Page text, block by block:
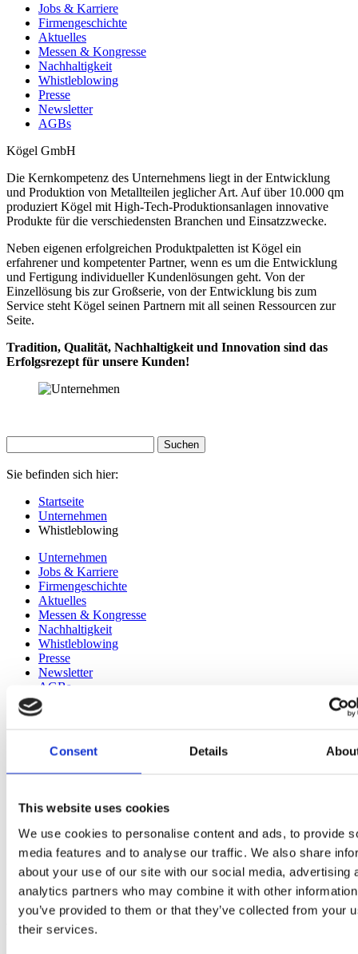
Consent Details
This website uses cookies
We use cookies to personalise content and ads, to provide
media features and to analyse our traffic. We also share
about your use of our site with our social media, advertising
analytics partners who may combine it with other
you’ve provided to them or that they’ve collected from your
their services.
Jobs & Karriere
Firmengeschichte
Aktuelles
Messen & Kongresse
Nachhaltigkeit
Whistleblowing
Presse
Newsletter
AGBs
Kögel GmbH
Die Kernkompetenz des Unternehmens liegt in der Entwicklung
und Produktion von Metallteilen jeglicher Art. Auf über 10.000 qm
produziert Kögel mit High-Tech-Produktionsanlagen innovative
Produkte für die verschiedensten Branchen und Einsatzzwecke.
Neben eigenen erfolgreichen Produktpaletten ist Kögel ein
erfahrener und kompetenter Partner, wenn es um die Entwicklung
und Fertigung individueller Kundenlösungen geht. Von der
Einzellösung bis zur Großserie, von der Entwicklung bis zum
Service steht Kögel seinen Partnern mit all seinen Ressourcen zur
Seite.
Tradition, Qualität, Nachhaltigkeit und Innovation sind das
Erfolgsrezept für unsere Kunden!
Sie befinden sich hier:
Startseite
Unternehmen
Whistleblowing
Unternehmen
Jobs & Karriere
Firmengeschichte
Aktuelles
Messen & Kongresse
Nachhaltigkeit
Whistleblowing
Presse
Newsletter
AGBs
Informationsmaterial
Auszeichnungen
Whistleblowing